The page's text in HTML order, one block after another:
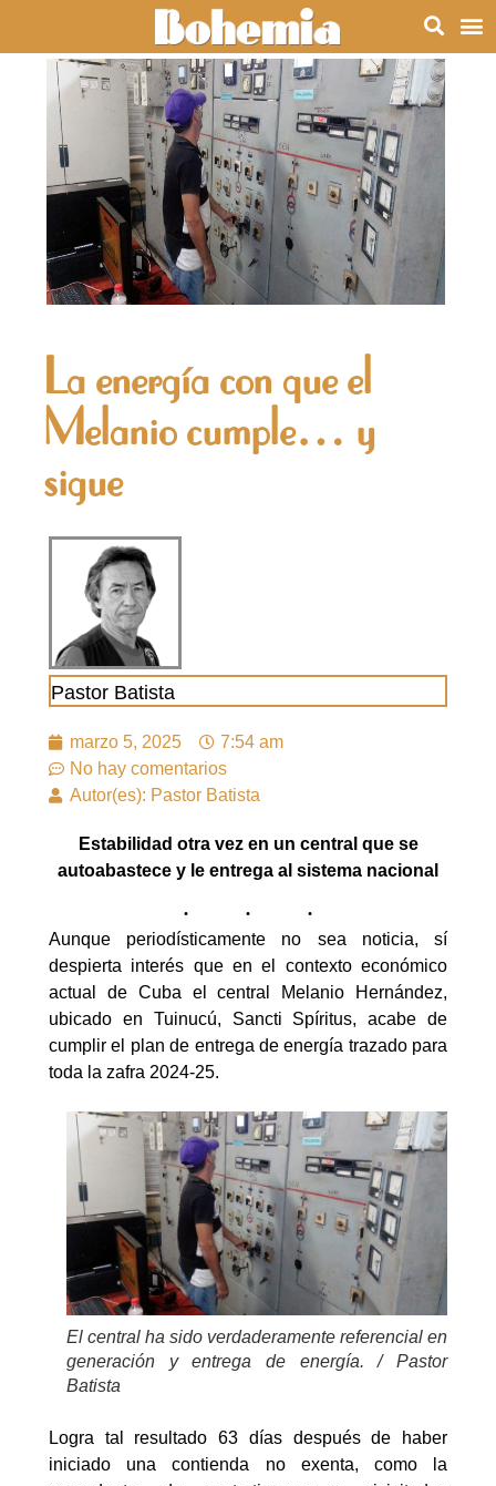
La energía con que el
Melanio cumple… y
sigue
Pastor Batista
marzo 5, 2025
7:54 am
No hay comentarios
Autor(es): Pastor Batista
Estabilidad otra vez en un central que se
autoabastece y le entrega al sistema nacional
Aunque periodísticamente no sea noticia, sí
despierta interés que en el contexto económico
actual de Cuba el central Melanio Hernández,
ubicado en Tuinucú, Sancti Spíritus, acabe de
cumplir el plan de entrega de energía trazado para
toda la zafra 2024-25.
El central ha sido verdaderamente referencial en
generación y entrega de energía. / Pastor
Batista
Logra tal resultado 63 días después de haber
iniciado una contienda no exenta, como la